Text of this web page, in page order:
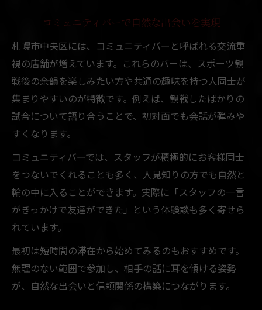
コミュニティバーで自然な出会いを実現
札幌市中央区には、コミュニティバーと呼ばれる交流重
視の店舗が増えています。これらのバーは、スポーツ観
戦後の余韻を楽しみたい方や共通の趣味を持つ人同士が
集まりやすいのが特徴です。例えば、観戦したばかりの
試合について語り合うことで、初対面でも会話が弾みや
すくなります。
コミュニティバーでは、スタッフが積極的にお客様同士
をつないでくれることも多く、人見知りの方でも自然と
輪の中に入ることができます。実際に「スタッフの一言
がきっかけで友達ができた」という体験談も多く寄せら
れています。
最初は短時間の滞在から始めてみるのもおすすめです。
無理のない範囲で参加し、相手の話に耳を傾ける姿勢
が、自然な出会いと信頼関係の構築につながります。